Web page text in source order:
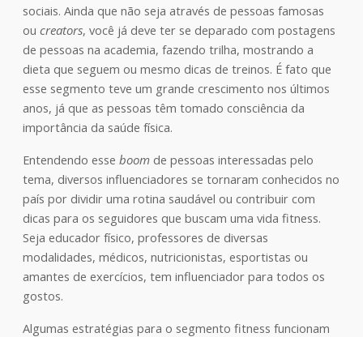
sociais. Ainda que não seja através de pessoas famosas
ou creators, você já deve ter se deparado com postagens
de pessoas na academia, fazendo trilha, mostrando a
dieta que seguem ou mesmo dicas de treinos. É fato que
esse segmento teve um grande crescimento nos últimos
anos, já que as pessoas têm tomado consciência da
importância da saúde física.
Entendendo esse boom de pessoas interessadas pelo
tema, diversos influenciadores se tornaram conhecidos no
país por dividir uma rotina saudável ou contribuir com
dicas para os seguidores que buscam uma vida fitness.
Seja educador físico, professores de diversas
modalidades, médicos, nutricionistas, esportistas ou
amantes de exercícios, tem influenciador para todos os
gostos.
Algumas estratégias para o segmento fitness funcionam